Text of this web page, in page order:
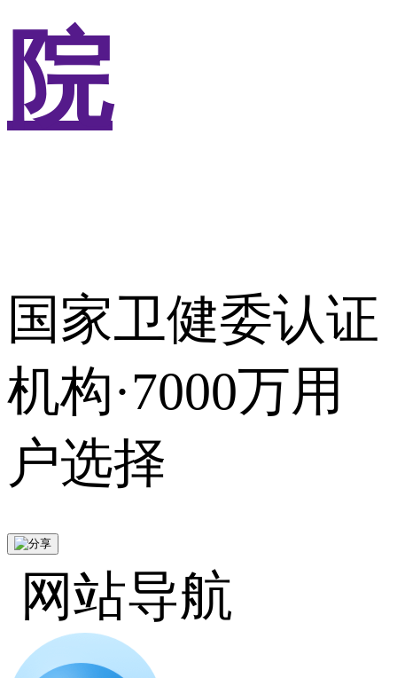
院
国家卫健委认证
机构·7000万用
户选择
网站导航